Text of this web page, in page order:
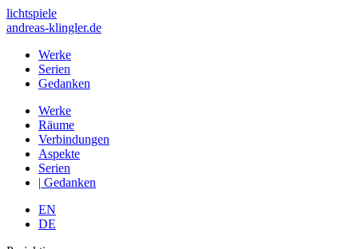
lichtspiele
andreas-klingler.de
Werke
Serien
Gedanken
Werke
Räume
Verbindungen
Aspekte
Serien
| Gedanken
EN
DE